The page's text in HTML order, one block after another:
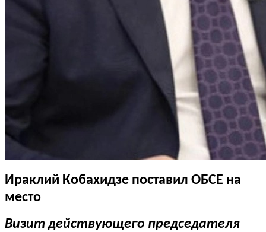
Ираклий Кобахидзе поставил ОБСЕ на
место
Визит действующего председателя